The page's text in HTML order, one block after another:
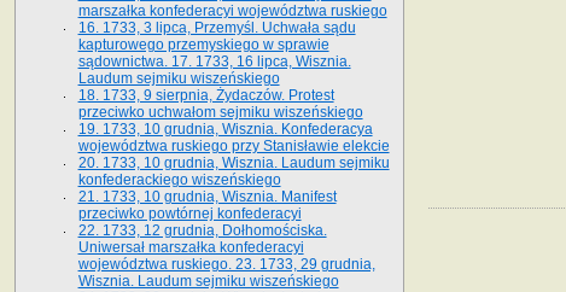
marszałka konfederacyi województwa ruskiego
16. 1733, 3 lipca, Przemyśl. Uchwała sądu
kapturowego przemyskiego w sprawie
sądownictwa. 17. 1733, 16 lipca, Wisznia.
Laudum sejmiku wiszeńskiego
18. 1733, 9 sierpnia, Żydaczów. Protest
przeciwko uchwałom sejmiku wiszeńskiego
19. 1733, 10 grudnia, Wisznia. Konfederacya
województwa ruskiego przy Stanisławie elekcie
20. 1733, 10 grudnia, Wisznia. Laudum sejmiku
konfederackiego wiszeńskiego
21. 1733, 10 grudnia, Wisznia. Manifest
przeciwko powtórnej konfederacyi
22. 1733, 12 grudnia, Dołhomościska.
Uniwersał marszałka konfederacyi
województwa ruskiego. 23. 1733, 29 grudnia,
Wisznia. Laudum sejmiku wiszeńskiego